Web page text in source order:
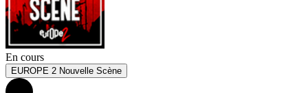
En cours
EUROPE 2 Nouvelle Scène